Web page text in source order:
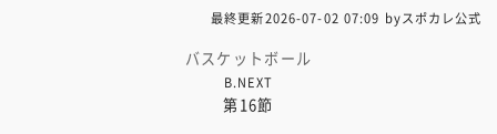
最終更新2026-07-02 07:09 byスポカレ公式
バスケットボール
B.NEXT
第16節